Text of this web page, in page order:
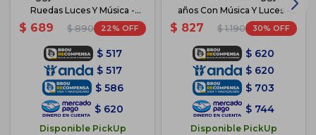
Ruedas Luces Y Música -
Celeste
$ 689 $ 890 22
$ 517
$ 517
$ 586
$ 620
Disponible PickUp
años Con Música Y Luces -
Azul
$ 827 $ 1.190 30
$ 620
$ 620
$ 703
$ 744
Disponible PickUp